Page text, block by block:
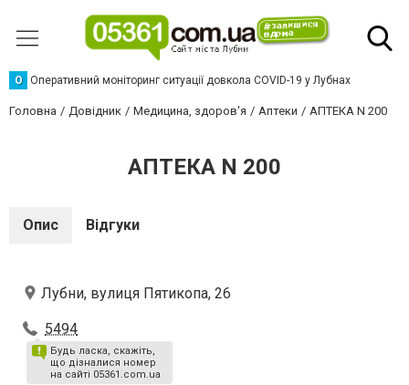
О Оперативний моніторинг ситуації довкола COVID-19 у Лубнах
Головна Довідник Медицина, здоров'я Аптеки АПТЕКА N 200
АПТЕКА N 200
Опис Відгуки
Лубни, вулиця Пятикопа, 26
5494
Будь ласка, скажіть,
що дізналися номер
на сайті 05361.com.ua